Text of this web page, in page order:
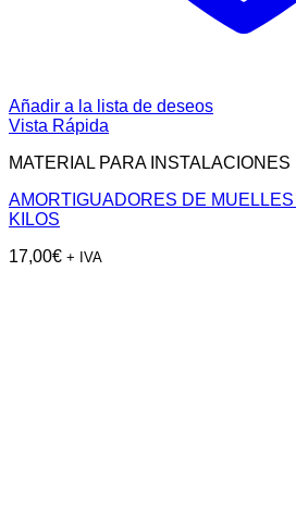
Añadir a la lista de deseos
Vista Rápida
MATERIAL PARA INSTALACIONES
AMORTIGUADORES DE
KILOS
17,00€ + IVA